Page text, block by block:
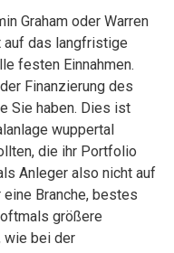
Graham oder Warren
auf das langfristige
festen Einnahmen.
Finanzierung des
Sie haben. Dies ist
wuppertal
die ihr Portfolio
Anleger also nicht auf
Branche, bestes
größere
wie bei der